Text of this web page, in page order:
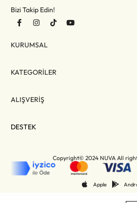
Bizi Takip Edin!
KURUMSAL
KATEGORİLER
ALIŞVERİŞ
DESTEK
Copyright© 2024 NUVA All
Apple